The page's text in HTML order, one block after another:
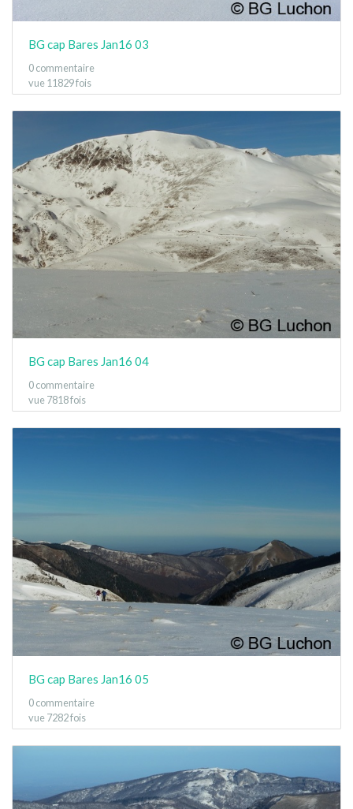
BG cap Bares Jan16 03
0 commentaire
vue 11829 fois
BG cap Bares Jan16 04
0 commentaire
vue 7818 fois
BG cap Bares Jan16 05
0 commentaire
vue 7282 fois